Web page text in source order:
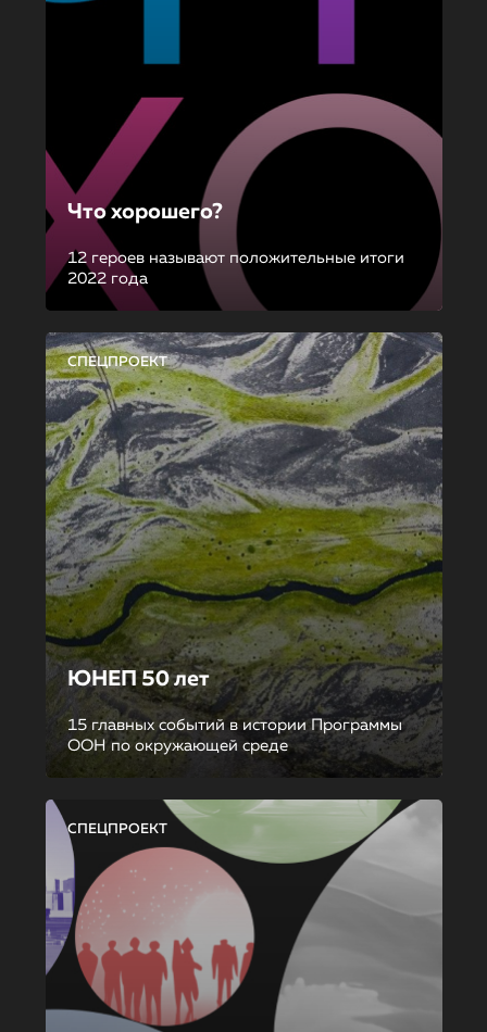
Что хорошего?
12 героев называют положительные итоги
2022 года
СПЕЦПРОЕКТ
ЮНЕП 50 лет
15 главных событий в истории Программы
ООН по окружающей среде
СПЕЦПРОЕКТ